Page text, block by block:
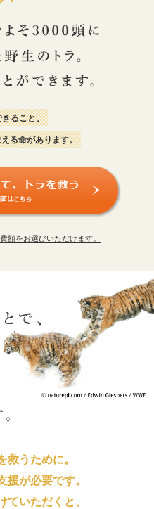
きること。
る命があります。
額をお選びいただけます。
救うために。
援が必要です。
ていただくと、